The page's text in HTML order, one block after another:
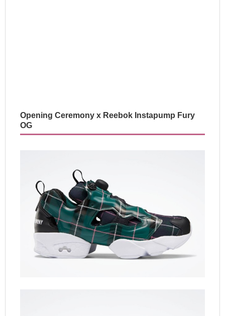
Opening Ceremony x Reebok Instapump Fury
OG